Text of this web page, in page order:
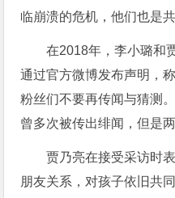
临崩溃的危机，他们也是共
在2018年，李小璐和
通过官方微博发布声明，
粉丝们不要再传闻与猜测
曾多次被传出绯闻，但是
贾乃亮在接受采访时
朋友关系，对孩子依旧共